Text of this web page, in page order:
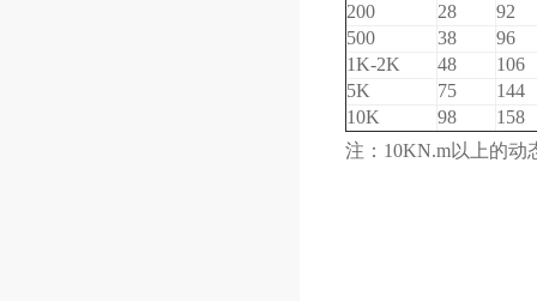
200
28
92
500
38
96
1K-2K
48
106
5K
75
144
10K
98
158
注：10KN.m以上的动